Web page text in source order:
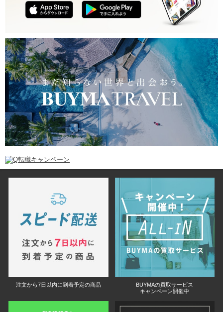
注文から7日以内に到着予定の商品
BUYMAの買取サービス
キャンペーン開催中